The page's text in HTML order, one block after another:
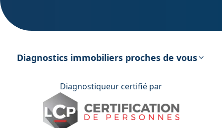
énergétique
Diagnostics immobiliers proches de vous
Diagnostiqueur certifié par